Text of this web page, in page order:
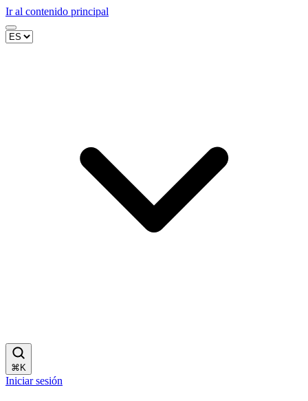
Ir al contenido principal
⌘ K
Iniciar sesión